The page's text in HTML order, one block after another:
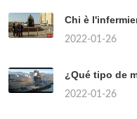
Chi è
2022-01-26
¿Qué tipo de
2022-01-26